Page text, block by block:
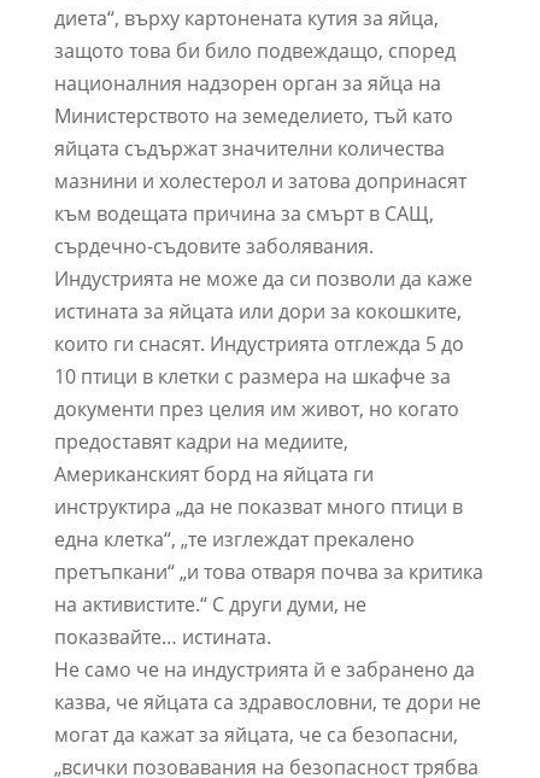
диета“, върху картонената кутия за яйца,
защото това би било подвеждащо, според
националния надзорен орган за яйца на
Министерството на земеделието, тъй като
яйцата съдържат значителни количества
мазнини и холестерол и затова допринасят
към водещата причина за смърт в САЩ,
сърдечно-съдовите заболявания.
Индустрията не може да си позволи да каже
истината за яйцата или дори за кокошките,
които ги снасят. Индустрията отглежда 5 до
10 птици в клетки с размера на шкафче за
документи през целия им живот, но когато
предоставят кадри на медиите,
Американският борд на яйцата ги
инструктира „да не показват много птици в
една клетка“, „те изглеждат прекалено
претъпкани“ „и това отваря почва за критика
на активистите.“ С други думи, не
показвайте… истината.
Не само че на индустрията й е забранено да
казва, че яйцата са здравословни, те дори не
могат да кажат за яйцата, че са безопасни,
„всички позовавания на безопасност трябва